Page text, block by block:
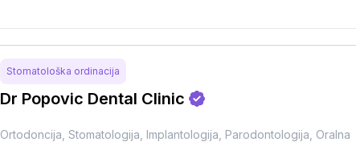
Stomatološka ordinacija
Dr Popovic Dental Clinic
Ortodoncija Stomatologija Implantologija Parodontologija Oralna